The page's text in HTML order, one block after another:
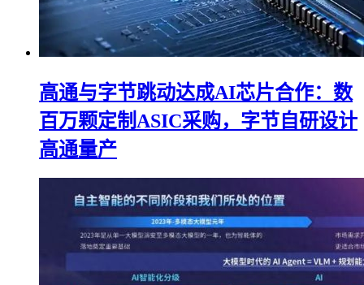
高通与字节跳动达成AI芯片合作：数
百万颗定制ASIC采购，字节自研设计
高通量产